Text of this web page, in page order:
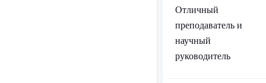
Отличный
преподаватель и
научный
руководитель